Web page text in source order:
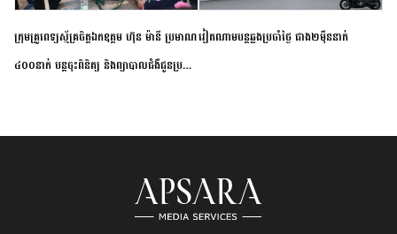
រស់នៅសង្កាត់បឹងកុក
ក្រុមគ្រូពេទ្យស្ម័គ្រចិត្តឯកឧត្តម ហ៊ុន ម៉ានី ប្រមាណ
៤០០នាក់ បន្តចុះពិនិត្យ និងព្យាបាលជំងឺជូនប្រជា
វៀតណាម​បន្ត​ឆ្លង​ប្រចាំថ្ងៃ​ ​ជាង​២​ម៉ឺន​នាក់​